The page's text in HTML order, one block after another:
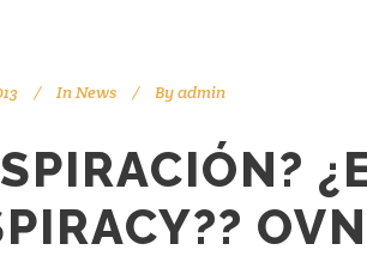
InNews Byadmin